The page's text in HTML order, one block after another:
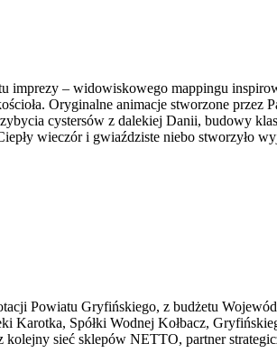
imprezy – widowiskowego mappingu
Oryginalne animacje stworzone przez
cystersów z dalekiej Danii, budowy
wieczór i gwiaździste niebo
Powiatu Gryfińskiego, z budżetu
Karotka, Spółki Wodnej Kołbacz,
kolejny sieć sklepów NETTO, partner